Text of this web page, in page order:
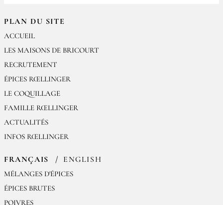
PLAN DU SITE
ACCUEIL
LES MAISONS DE BRICOURT
RECRUTEMENT
ÉPICES RŒLLINGER
LE COQUILLAGE
FAMILLE RŒLLINGER
ACTUALITÉS
INFOS RŒLLINGER
FRANÇAIS ENGLISH
MÉLANGES D'ÉPICES
ÉPICES BRUTES
POIVRES